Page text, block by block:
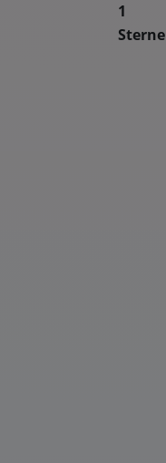
1
Sterne